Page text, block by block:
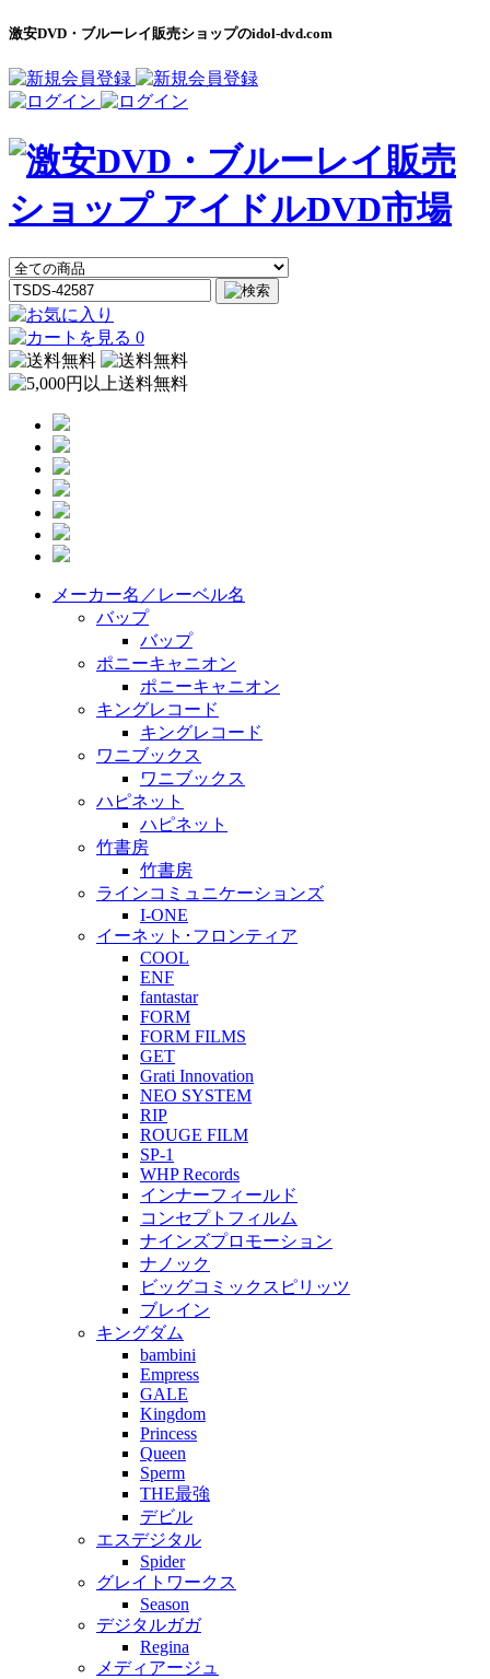
激安DVD・ブルーレイ販売ショップのidol-dvd.com
0
メーカー名／レーベル名
バップ
バップ
ポニーキャニオン
ポニーキャニオン
キングレコード
キングレコード
ワニブックス
ワニブックス
ハピネット
ハピネット
竹書房
竹書房
ラインコミュニケーションズ
I-ONE
イーネット･フロンティア
COOL
ENF
fantastar
FORM
FORM FILMS
GET
Grati Innovation
NEO SYSTEM
RIP
ROUGE FILM
SP-1
WHP Records
インナーフィールド
コンセプトフィルム
ナインズプロモーション
ナノック
ビッグコミックスピリッツ
ブレイン
キングダム
bambini
Empress
GALE
Kingdom
Princess
Queen
Sperm
THE最強
デビル
エスデジタル
Spider
グレイトワークス
Season
デジタルガガ
Regina
メディアージュ